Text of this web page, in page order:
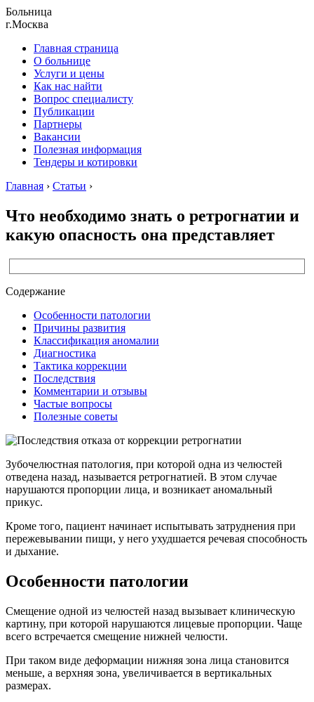
Больница
г.Москва
Главная страница
О больнице
Услуги и цены
Как нас найти
Вопрос специалисту
Публикации
Партнеры
Вакансии
Полезная информация
Тендеры и котировки
Главная › Статьи ›
Что необходимо знать о ретрогнатии и
какую опасность она представляет
Содержание
Особенности патологии
Причины развития
Классификация аномалии
Диагностика
Тактика коррекции
Последствия
Комментарии и отзывы
Частые вопросы
Полезные советы
Зубочелюстная патология, при которой одна из челюстей
отведена назад, называется ретрогнатией. В этом случае
нарушаются пропорции лица, и возникает аномальный
прикус.
Кроме того, пациент начинает испытывать затруднения при
пережевывании пищи, у него ухудшается речевая способность
и дыхание.
Особенности патологии
Смещение одной из челюстей назад вызывает клиническую
картину, при которой нарушаются лицевые пропорции. Чаще
всего встречается смещение нижней челюсти.
При таком виде деформации нижняя зона лица становится
меньше, а верхняя зона, увеличивается в вертикальных
размерах.